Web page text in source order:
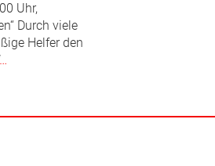
Uhr,
Durch viele
Helfer den